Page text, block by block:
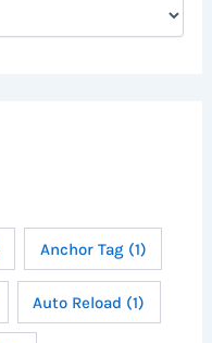
Anchor Tag(1)
Auto Reload (1)